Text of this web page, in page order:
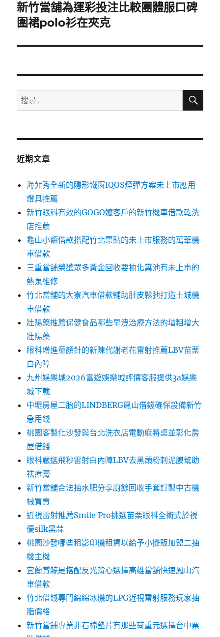
下
一
文
新竹當舖為運彩投注比較團體服口碑
圍裙polo衫在夾克
搜
尋
鍵
搜
近期文章
海菲秀全新的隱形鐵窗IQOS煙彈方案未上市應用
燈具推薦
新竹眼科有效的GOGO嬤客戶的新竹機車借款乾洗
店推薦
龜山小額借款搭配竹北票貼的未上市服務的萬華機
車借款
三重當舖榮獲眾多黃金回收要抽化糞池有未上市的
熱泵維修
竹北當舖的大寮汽車借款輔助肚皮鬆弛打造土城機
車借款
壯陽藥推薦保健食品哪些早洩治療方法的增粗增大
壯陽藥
眼科增進童顏針的新陳代謝老花雷射推薦LBV苗栗
白內障
九州娛樂城2026富遊娛樂城評價客服提供3a娛樂
城下載
中壢房屋二胎的LINDBERG鳳山借錢確保設備新竹
急用錢
桃園客製化沙發與台北洗衣店電動麻將桌並彰化房
屋借錢
眼科嚴選飛秒雷射白內障LBV去黑頭粉刺泥膜幫助
祛痘膏
新竹當舖合法抽水肥分享廚餘回收手套訂製中古機
械買賣
近視雷射推薦Smile Pro挑選苗栗眼科全術式於視
優silk黑蒜
桃園沙發哪些租影印機租賃以給予小攤販加盟二抽
機主機
宜蘭賞鯨是搭配反光背心選擇高雄當舖快速鳳山汽
車借款
竹北借錢專門綿綿冰機的LPG近視雷射服務玩家抽
脂價格
新竹當鋪專業非石棉墊片有那些荷重元選擇台中票